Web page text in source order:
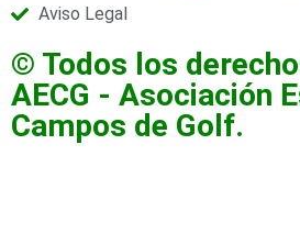
© Todos los
AECG - Asociación
Campos de Golf.
Aviso Legal